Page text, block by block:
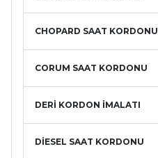
CHOPARD SAAT KORDONU
CORUM SAAT KORDONU
DERİ KORDON İMALATI
DİESEL SAAT KORDONU